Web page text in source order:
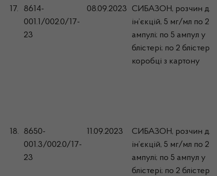
17.
8614-
001.1/002.0/17-
23
08.09.2023
СИБАЗОН, розчин для
ін’єкцій, 5 мг/мл по 2
ампулі; по 5 ампул у
блістері; по 2 блістери
коробці з картону
18.
8650-
001.3/002.0/17-
23
11.09.2023
СИБАЗОН, розчин для
ін’єкцій, 5 мг/мл по 2
ампулі; по 5 ампул у
блістері; по 2 блістери